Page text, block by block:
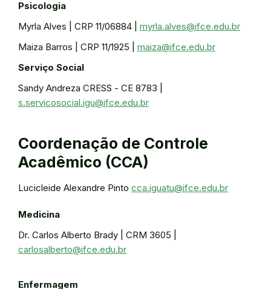
Psicologia
Myrla Alves | CRP 11/06884 | myrla.alves@ifce.edu.br
Maiza Barros | CRP 11/1925 | maiza@ifce.edu.br
Serviço Social
Sandy Andreza CRESS - CE 8783 |
s.servicosocial.igu@ifce.edu.br
Coordenação de Controle
Acadêmico (CCA)
Lucicleide Alexandre Pinto cca.iguatu@ifce.edu.br
Medicina
Dr. Carlos Alberto Brady | CRM 3605 |
carlosalberto@ifce.edu.br
Enfermagem